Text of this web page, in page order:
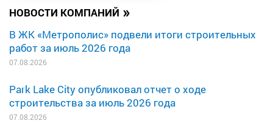
НОВОСТИ КОМПАНИЙ »
В ЖК «Метрополис» подвели итоги строительных
работ за июль 2026 года
07.08.2026
Park Lake City опубликовал отчет о ходе
строительства за июль 2026 года
07.08.2026